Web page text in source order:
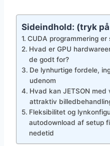
Sideindhold: (tryk
CUDA programmering
Hvad er GPU
de godt for?
De lynhurtige fordele,
udenom
Hvad kan JETSON med
attraktiv
Fleksibilitet og
autodownload af setup
nedetid